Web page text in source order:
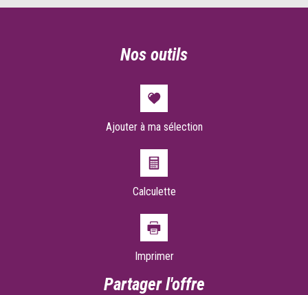
nos outils
Ajouter à ma sélection
Calculette
Imprimer
partager l'offre